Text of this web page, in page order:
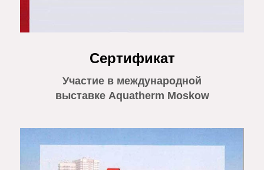
Сертификат
Участие в международной
выставке Aquatherm Moskow